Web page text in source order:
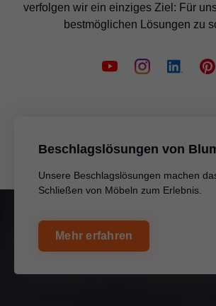
verfolgen wir ein einziges Ziel: Für
bestmöglichen Lösungen zu
Beschlagslösungen von
Unsere Beschlagslösungen machen
Schließen von Möbeln zum Erlebnis.
Mehr erfahren